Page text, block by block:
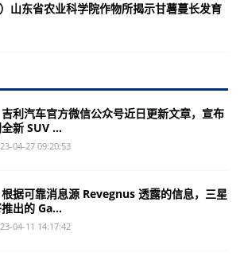
山东省农业科学院作物所揭示甘薯蔓长发育
汽车官方微信公众号近日更新文章，宣布
新 SUV ...
04-27 09:20:53
可靠消息源 Revegnus 透露的信息，三星
出的 Ga...
04-11 14:17:42